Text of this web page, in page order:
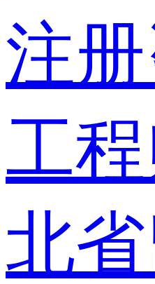
注
工
北